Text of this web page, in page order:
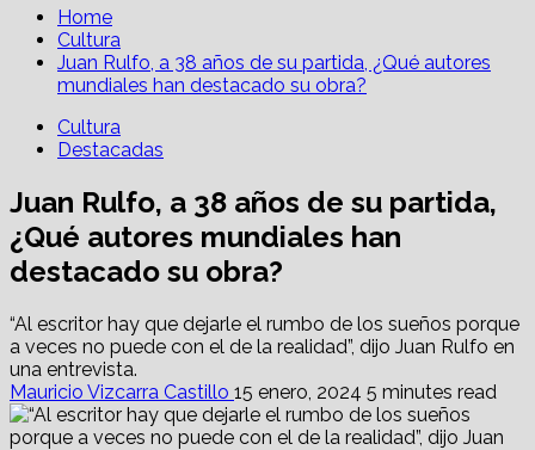
Home
Cultura
Juan Rulfo, a 38 años de su partida, ¿Qué autores
mundiales han destacado su obra?
Cultura
Destacadas
Juan Rulfo, a 38 años de su partida,
¿Qué autores mundiales han
destacado su obra?
“Al escritor hay que dejarle el rumbo de los sueños porque
a veces no puede con el de la realidad”, dijo Juan Rulfo en
una entrevista.
Mauricio Vizcarra Castillo 15 enero, 2024 5 minutes read